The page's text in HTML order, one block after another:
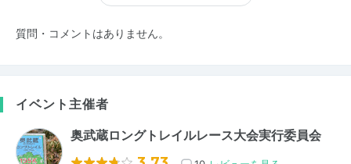
質問・コメントはありません。
イベント主催者
奥武蔵ロングトレイルレース大会実行委員会